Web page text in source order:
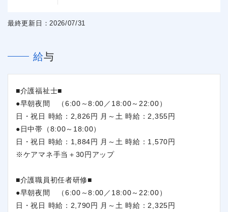
最終更新日：2026/07/31
給与
■介護福祉士■
●早朝夜間 （6:00～8:00／18:00～22:00）
日・祝日 時給：2,826円 月～土 時給：2,355円
●日中帯（8:00～18:00）
日・祝日 時給：1,884円 月～土 時給：1,570円
※ケアマネ手当＋30円アップ
■介護職員初任者研修■
●早朝夜間 （6:00～8:00／18:00～22:00）
日・祝日 時給：2,790円 月～土 時給：2,325円